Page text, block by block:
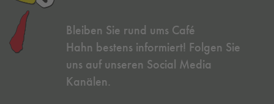
Bleiben Sie rund ums Café
Hahn bestens informiert! Folgen Sie
uns auf unseren Social Media
Kanälen.